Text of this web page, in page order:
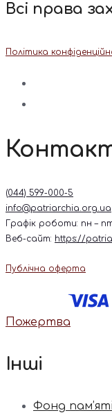
Всі права
Політика
(044) 599-000-5
info@patriarchia.org.ua
Графік роботи: пн – пт
Веб-сайт: https://
Публічна оферта
Пожертва
Інші
Фонд